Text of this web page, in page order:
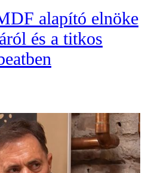
alapító elnöke
és a titkos